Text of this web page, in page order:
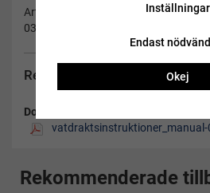
Recensioner
Artikelnummer:
03-012-44
Dokument:
Rekommenderade
Inställningar
Endast
Okej